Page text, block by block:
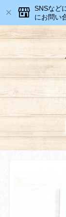
SNSなど
にお問い